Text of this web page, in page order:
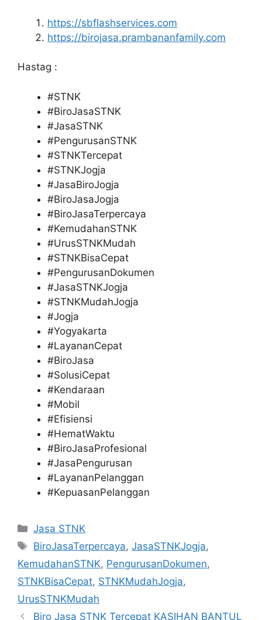
https://sbflashservices.com
https://birojasa.prambananfamily.com
Hastag :
#STNK
#BiroJasaSTNK
#JasaSTNK
#PengurusanSTNK
#STNKTercepat
#STNKJogja
#JasaBiroJogja
#BiroJasaJogja
#BiroJasaTerpercaya
#KemudahanSTNK
#UrusSTNKMudah
#STNKBisaCepat
#PengurusanDokumen
#JasaSTNKJogja
#STNKMudahJogja
#Jogja
#Yogyakarta
#LayananCepat
#BiroJasa
#SolusiCepat
#Kendaraan
#Mobil
#Efisiensi
#HematWaktu
#BiroJasaProfesional
#JasaPengurusan
#LayananPelanggan
#KepuasanPelanggan
Categories
Jasa STNK
Tags
BiroJasaTerpercaya,JasaSTNKJogja,
KemudahanSTNK, PengurusanDokumen,
STNKBisaCepat, STNKMudahJogja,
UrusSTNKMudah
Biro Jasa STNK Tercepat KASIHAN BANTUL